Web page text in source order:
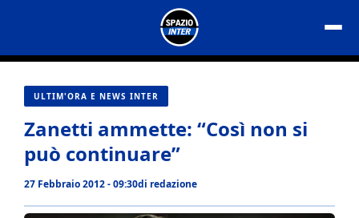
contenuto
ULTIM'ORA E NEWS INTER
Zanetti ammette: “Così non si
può continuare”
27 Febbraio 2012 - 09:30di redazione